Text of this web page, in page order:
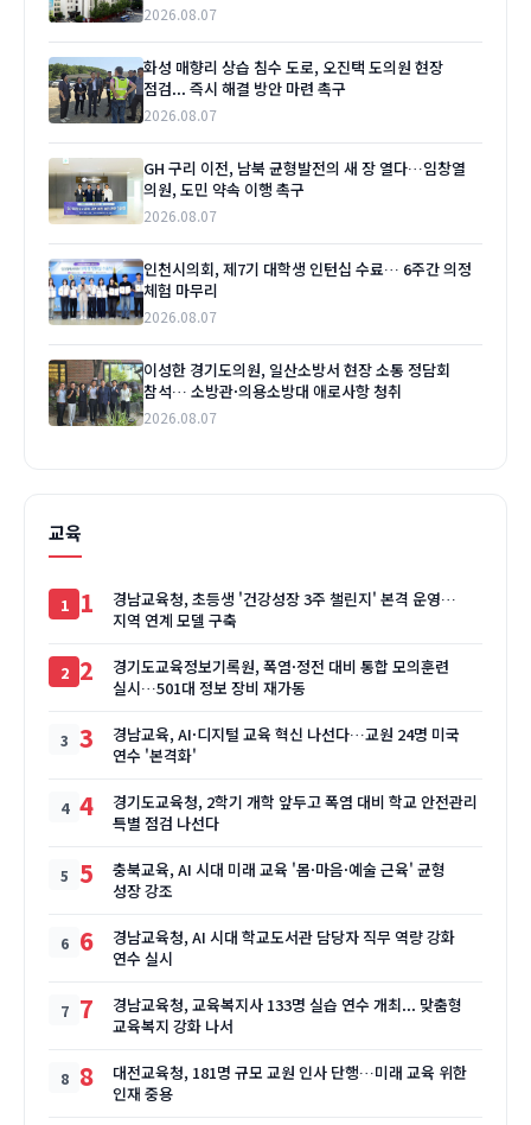
2026.08.07
화성 매향리 상습 침수 도로, 오진택 도의원 현장
점검... 즉시 해결 방안 마련 촉구
2026.08.07
GH 구리 이전, 남북 균형발전의 새 장 열다…임창열
의원, 도민 약속 이행 촉구
2026.08.07
인천시의회, 제7기 대학생 인턴십 수료… 6주간 의정
체험 마무리
2026.08.07
이성한 경기도의원, 일산소방서 현장 소통 정담회
참석… 소방관·의용소방대 애로사항 청취
2026.08.07
교육
1
경남교육청, 초등생 '건강성장 3주 챌린지' 본격 운영…
지역 연계 모델 구축
2
경기도교육정보기록원, 폭염·정전 대비 통합 모의훈련
실시…501대 정보 장비 재가동
3
경남교육, AI·디지털 교육 혁신 나선다…교원 24명 미국
연수 '본격화'
4
경기도교육청, 2학기 개학 앞두고 폭염 대비 학교 안전관리
특별 점검 나선다
5
충북교육, AI 시대 미래 교육 '몸·마음·예술 근육' 균형
성장 강조
6
경남교육청, AI 시대 학교도서관 담당자 직무 역량 강화
연수 실시
7
경남교육청, 교육복지사 133명 실습 연수 개최... 맞춤형
교육복지 강화 나서
8
대전교육청, 181명 규모 교원 인사 단행…미래 교육 위한
인재 중용